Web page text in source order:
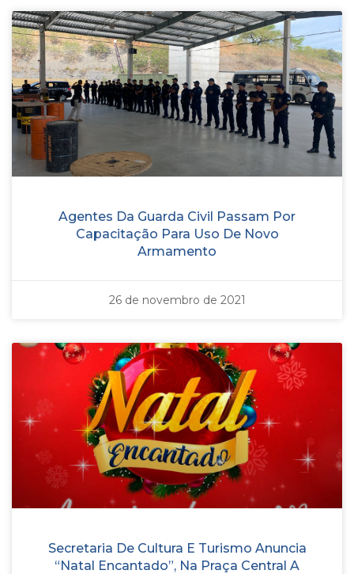
Agentes Da Guarda Civil Passam Por
Capacitação Para Uso De Novo
Armamento
26 de novembro de 2021
Secretaria De Cultura E Turismo Anuncia
“Natal Encantado”, Na Praça Central A